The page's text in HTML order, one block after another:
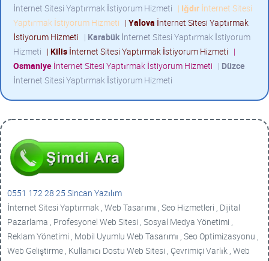
İnternet Sitesi Yaptırmak İstiyorum Hizmeti | Iğdır İnternet Sitesi
Yaptırmak İstiyorum Hizmeti | Yalova İnternet Sitesi Yaptırmak
İstiyorum Hizmeti | Karabükİnternet Sitesi Yaptırmak İstiyorum
Hizmeti | Kilis İnternet Sitesi Yaptırmak İstiyorum Hizmeti |
Osmaniye İnternet Sitesi Yaptırmak İstiyorum Hizmeti | Düzce
İnternet Sitesi Yaptırmak İstiyorum Hizmeti
0551 172 28 25 Sincan Yazılım
İnternet Sitesi Yaptırmak , Web Tasarımı , Seo Hizmetleri , Dijital
Pazarlama , Profesyonel Web Sitesi , Sosyal Medya Yönetimi ,
Reklam Yönetimi , Mobil Uyumlu Web Tasarımı , Seo Optimizasyonu ,
Web Geliştirme , Kullanıcı Dostu Web Sitesi , Çevrimiçi Varlık , Web